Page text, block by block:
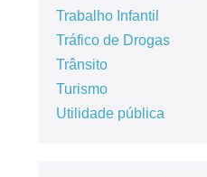
Trabalho Infantil
Tráfico de Drogas
Trânsito
Turismo
Utilidade pública